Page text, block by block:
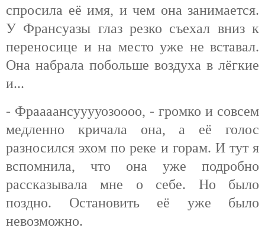
спросила её имя, и чем она занимается.
У Франсуазы глаз резко съехал вниз к
переносице и на место уже не вставал.
Она набрала побольше воздуха в лёгкие
и...
- Фраааансууууозоооо, - громко и совсем
медленно кричала она, а её голос
разносился эхом по реке и горам. И тут я
вспомнила, что она уже подробно
рассказывала мне о себе. Но было
поздно. Остановить её уже было
невозможно.